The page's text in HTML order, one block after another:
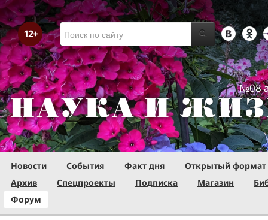
№08
Новости События Факт дня
Открытый формат
Архив
Спецпроекты Подписка Магазин
Форум